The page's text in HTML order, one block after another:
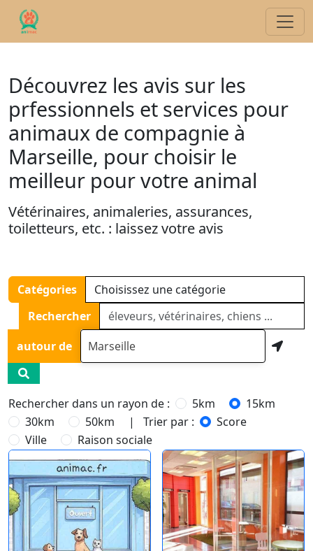
Découvrez les avis sur les
prfessionnels et services pour
animaux de compagnie à
Marseille, pour choisir le
meilleur pour votre animal
Vétérinaires, animaleries, assurances,
toiletteurs, etc. : laissez votre avis
Catégories
Rechercher
autour de
Rechercher dans un rayon de : 5km
15km
30km
50km | Trier par :
Score
Ville
Raison sociale